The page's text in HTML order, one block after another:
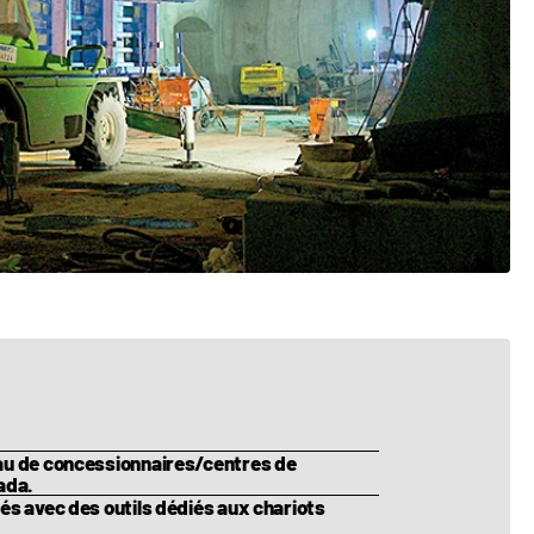
de concessionnaires/centres de
avec des outils dédiés aux chariots